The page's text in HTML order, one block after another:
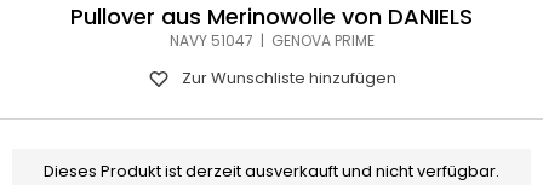
Pullover aus Merinowolle von DANIELS
NAVY 51047 | GENOVA PRIME
Zur Wunschliste hinzufügen
Dieses Produkt ist derzeit ausverkauft und nicht verfügbar.